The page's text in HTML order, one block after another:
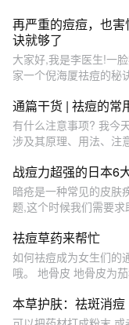
再严重的痘痘，也
诀就够了
大家好,我是李医生!一
家一个倪海厦祛痘的秘
通篇干货 | 祛痘的常
有什么注意事项? 我今
涉及其原理、用法、注
战痘力超强的日本6
暗疮是一种常见的皮肤
题,这个时候我们需要
祛痘草药来帮忙
如何祛痘成为女生们的
哦。 地骨皮 地骨皮为
本草护肤：祛斑消痘